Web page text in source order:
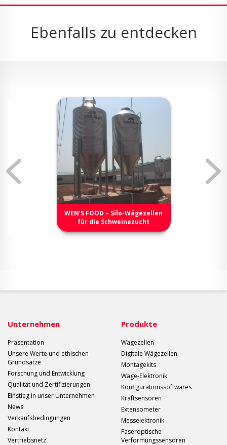
Ebenfalls zu entdecken
WEN’S FOOD – Silo-Wägezellen
für die Schweinezucht
Unternehmen
Präsentation
Unsere Werte und ethischen
Grundsätze
Forschung und Entwicklung
Qualität und Zertifizierungen
Einstieg in unser Unternehmen
News
Verkaufsbedingungen
Kontakt
Vertriebsnetz
Produkte
Wägezellen
Digitale Wägezellen
Montagekits
Wäge-Elektronik
Konfigurationssoftwares
Kraftsensoren
Extensometer
Messelektronik
Faseroptische
Verformungssensoren